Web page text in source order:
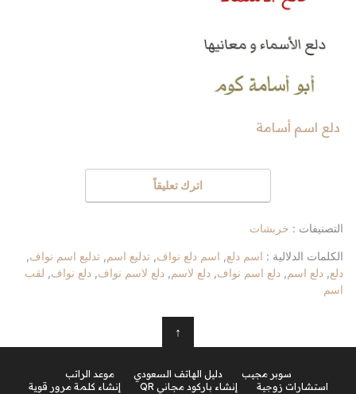
دلع اسم أسامة
اترك تعليقاً
التصنيفات : خربشات
الكلمات الدلالية : اسم دلع, اسم دلع نواف, تدليع اسم, تدليع اسم نواف,
دلع, دلع اسم, دلع اسم نواف, دلع لاسم, دلع لاسم نواف, دلع نواف, لقب
اسم
↑
سوبر مجيب دليل الهاتف السعودي
موعد الراتب
استشارات زوجية
إنشاء باركود مجاني QR
إنشاء كلمة مرور قوية